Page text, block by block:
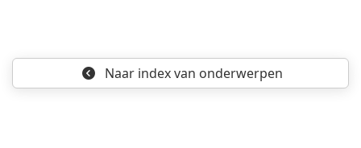
Naar indexvan onderwerpen